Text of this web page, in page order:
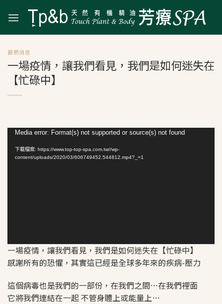
最新消息
一場疫情，讓我們看見，我們是如何迷失在
【忙碌中】
Media error: Format(s) not supported or source(s) not found
下載檔案: https://www.top-top-spa.com.tw//wp-
content/uploads/2020/03/606749452.544812.mp4?_=1
一場疫情，讓我們看見，我們是如何迷失在【忙碌中】
感謝所有的恐懼，其實這已經是全球多年來的疾病-壓力
這個病毒也是我們的一部份，在我們之間…在我們裡面
它將我們連結在一起 不管身體上或能量上…